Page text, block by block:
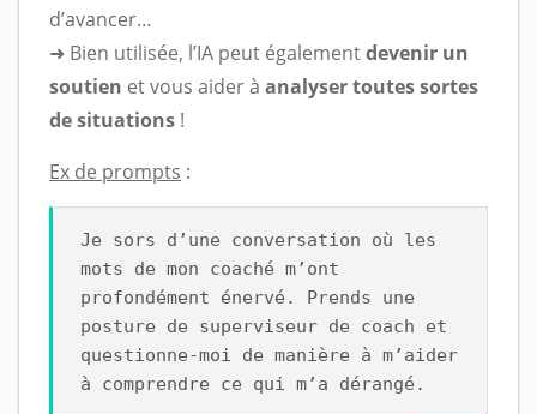
d’avancer…
➜ Bien utilisée, l’IA peut égalementdevenir un
soutien et vous aider à analyser toutes sortes
de situations !
Ex de prompts :
Je sors d’une conversation où les
mots de mon coaché m’ont
profondément énervé. Prends une
posture de superviseur de coach et
questionne-moi de manière à m’aider
à comprendre ce qui m’a dérangé.